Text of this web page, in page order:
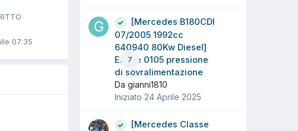
07:35
7
[Mercedes B180CDI
07/2005 1992cc
640940 80Kw Diesel]
Errore 0105 pressione
di sovralimentazione
Da gianni1810
Iniziato 24 Aprile 2025
[Mercedes Classe